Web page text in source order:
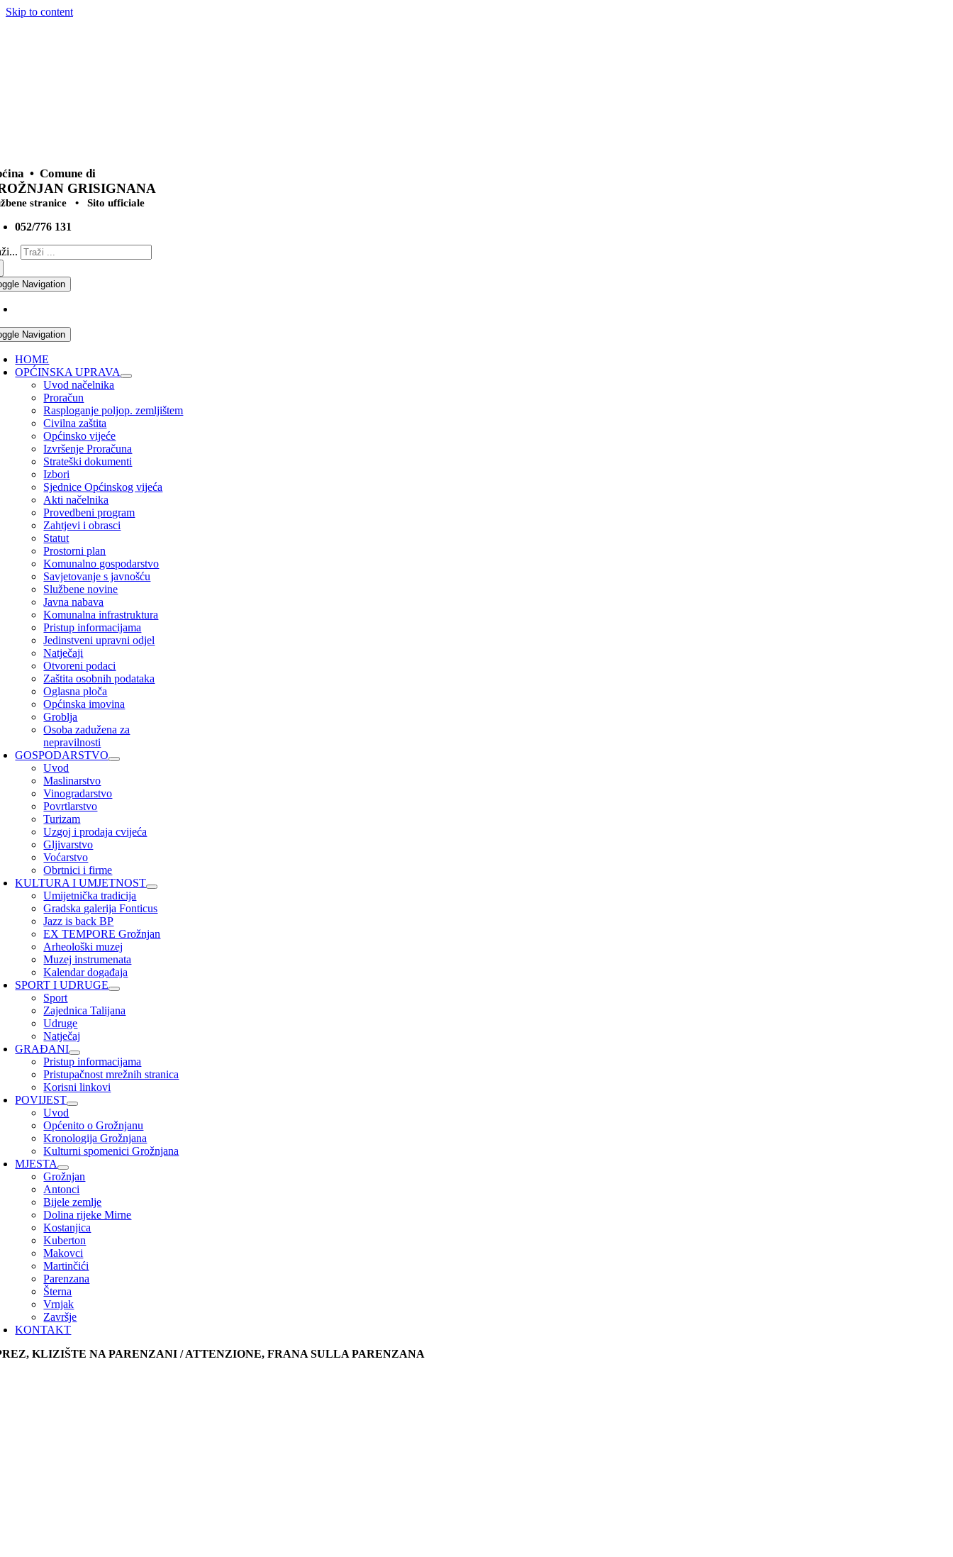
Skip to content
• Comune di
GRISIGNANA
stranice • Sito ufficiale
052/776 131
Navigation
Navigation
HOME
OPĆINSKA UPRAVA
Uvod načelnika
Proračun
Rasploganje poljop. zemljištem
Civilna zaštita
Općinsko vijeće
Izvršenje Proračuna
Strateški dokumenti
Izbori
Sjednice Općinskog vijeća
Akti načelnika
Provedbeni program
Zahtjevi i obrasci
Statut
Prostorni plan
Komunalno gospodarstvo
Savjetovanje s javnošću
Službene novine
Javna nabava
Komunalna infrastruktura
Pristup informacijama
Jedinstveni upravni odjel
Natječaji
Otvoreni podaci
Zaštita osobnih podataka
Oglasna ploča
Općinska imovina
Groblja
Osoba zadužena za
nepravilnosti
GOSPODARSTVO
Uvod
Maslinarstvo
Vinogradarstvo
Povrtlarstvo
Turizam
Uzgoj i prodaja cvijeća
Gljivarstvo
Voćarstvo
Obrtnici i firme
KULTURA I UMJETNOST
Umijetnička tradicija
Gradska galerija Fonticus
Jazz is back BP
EX TEMPORE Grožnjan
Arheološki muzej
Muzej instrumenata
Kalendar događaja
SPORT I UDRUGE
Sport
Zajednica Talijana
Udruge
Natječaj
GRAĐANI
Pristup informacijama
Pristupačnost mrežnih stranica
Korisni linkovi
POVIJEST
Uvod
Općenito o Grožnjanu
Kronologija Grožnjana
Kulturni spomenici Grožnjana
MJESTA
Grožnjan
Antonci
Bijele zemlje
Dolina rijeke Mirne
Kostanjica
Kuberton
Makovci
Martinčići
Parenzana
Šterna
Vrnjak
Završje
KONTAKT
KLIZIŠTE NA PARENZANI / ATTENZIONE, FRANA SULLA PARENZANA